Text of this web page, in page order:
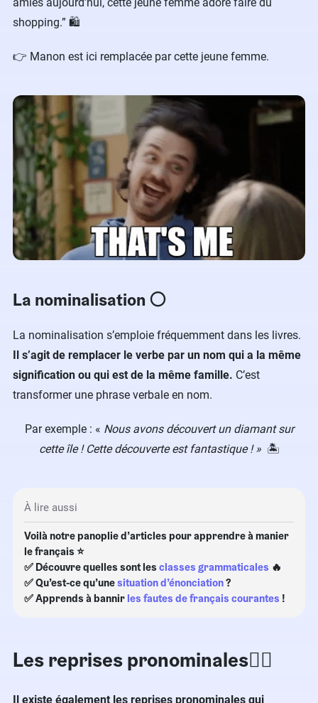
shopping.” 🛍
👉 Manon est ici remplacée par cette jeune femme.
La nominalisation ⚪️
La nominalisation s’emploie fréquemment dans les livres.
Il s’agit de remplacer le verbe par un nom qui a la même
signification ou qui est de la même famille. C’est
transformer une phrase verbale en nom.
Par exemple : « Nous avons découvert un diamant sur
cette île ! Cette découverte est fantastique ! » 🏝
À lire aussi
Voilà notre panoplie d’articles pour apprendre à manier
le français ⭐
✅ Découvre quelles sont les classes grammaticales 🔥
✅ Qu’est-ce qu’unesituation d’énonciation?
✅ Apprends à bannir les fautes de français courantes !
Les reprises pronominales✍🏻
Il existe également les reprises pronominales qui